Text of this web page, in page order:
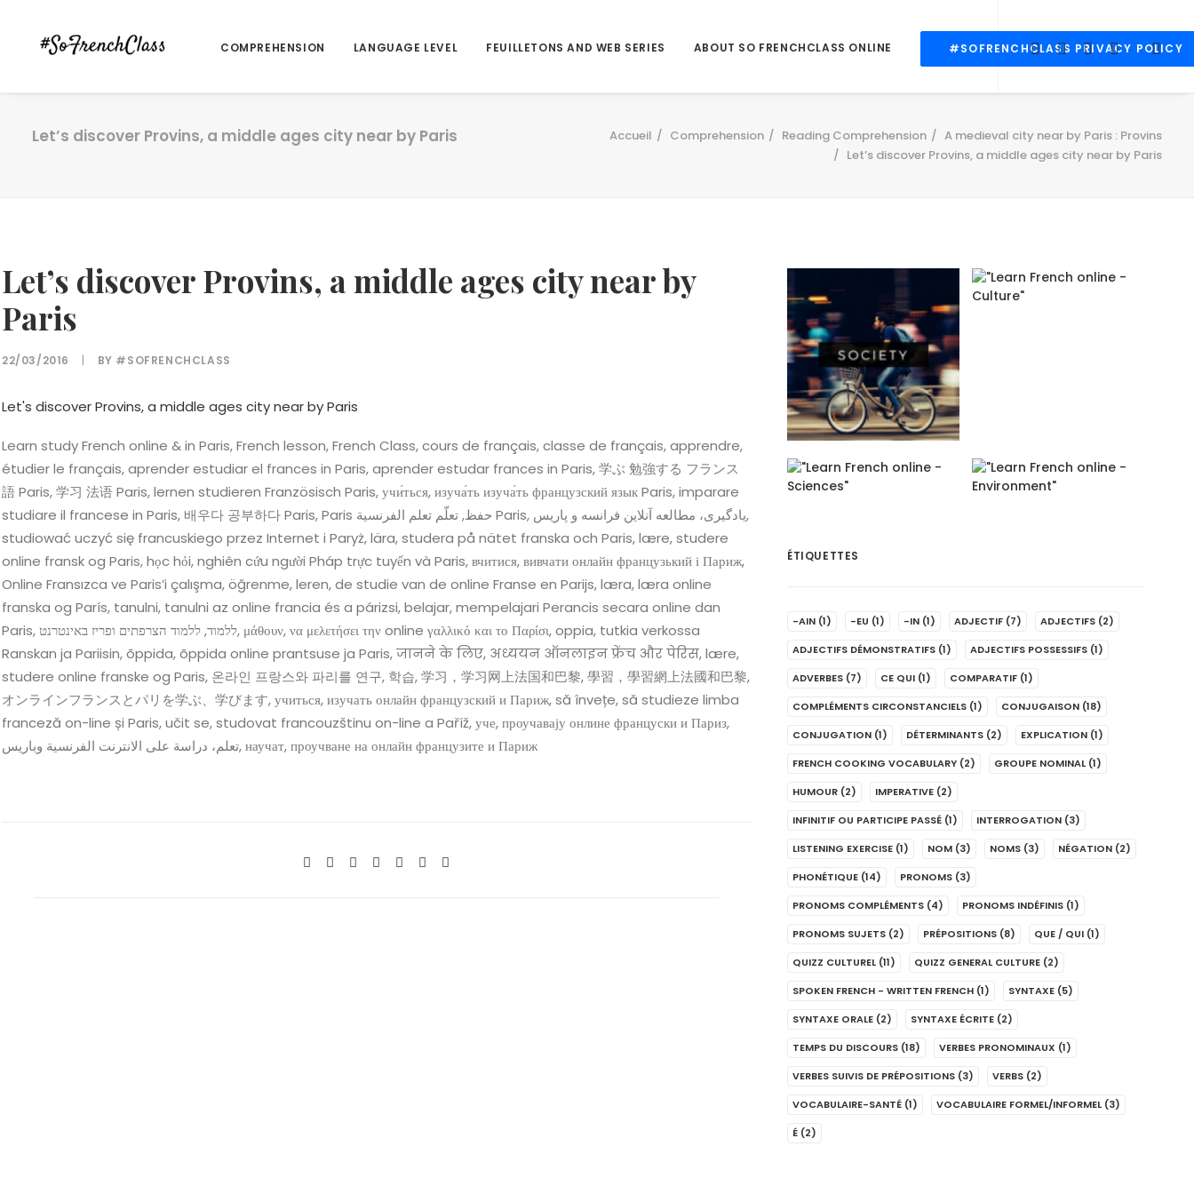
COMPREHENSION LANGUAGE LEVEL FEUILLETONS AND WEB SERIES ABOUT SO FRENCHCLASS ONLINE #SOFRENCHCLASS PRIVACY POLICY
Let’s discover Provins, a middle ages city near by Paris Accueil Comprehension Reading Comprehension
A medieval city near by Paris : Provins
Let’s discover Provins, a middle ages city near by Paris
Let’s discover Provins, a middle ages city near by
Paris
22/03/2016 | BY #SOFRENCHCLASS
Let's discover Provins, a middle ages city near by Paris
Learn study French online & in Paris, French lesson, French Class, cours de français, classe de français, apprendre,
étudier le français, aprender estudiar el frances in Paris, aprender estudar frances in Paris, 学ぶ 勉強する フランス
語 Paris, 学习 法语 Paris, lernen studieren Französisch Paris, учи́ться, изуча́ть изуча́ть французский язык Paris, imparare
studiare il francese in Paris, 배우다 공부하다 Paris, Paris حفظ, تعلّم تعلم الفرنسية Paris, یادگیری، مطالعه آنلاین فرانسه و پاریس,
studiować uczyć się francuskiego przez Internet i Paryż, lära, studera på nätet franska och Paris, lære, studere
online fransk og Paris, học hỏi, nghiên cứu người Pháp trực tuyến và Paris, вчитися, вивчати онлайн французький і Париж,
Online Fransızca ve Paris’i çalışma, öğrenme, leren, de studie van de online Franse en Parijs, læra, læra online
franska og París, tanulni, tanulni az online francia és a párizsi, belajar, mempelajari Perancis secara online dan
Paris, ללמוד, ללמוד הצרפתים ופריז באינטרנט, μάθουν, να μελετήσει την online γαλλικό και το Παρίσι, oppia, tutkia verkossa
Ranskan ja Pariisin, õppida, õppida online prantsuse ja Paris, जानने के लिए, अध्ययन ऑनलाइन फ्रेंच और पेरिस, lære,
studere online franske og Paris, 온라인 프랑스와 파리를 연구, 학습, 学习，学习网上法国和巴黎, 學習，學習網上法國和巴黎,
オンラインフランスとパリを学ぶ、学びます, учиться, изучать онлайн французский и Париж, să învețe, să studieze limba
franceză on-line și Paris, učit se, studovat francouzštinu on-line a Paříž, уче, проучавају онлине француски и Париз,
تعلم، دراسة على الانترنت الفرنسية وباريس, научат, проучване на онлайн французите и Париж
ÉTIQUETTES
-AIN (1) -EU (1) -IN (1) ADJECTIF (7) ADJECTIFS (2)
ADJECTIFS DÉMONSTRATIFS (1) ADJECTIFS POSSESSIFS (1)
ADVERBES (7) CE QUI (1) COMPARATIF (1)
COMPLÉMENTS CIRCONSTANCIELS (1) CONJUGAISON (18)
CONJUGATION (1) DÉTERMINANTS (2) EXPLICATION (1)
FRENCH COOKING VOCABULARY (2) GROUPE NOMINAL (1)
HUMOUR (2) IMPERATIVE (2)
INFINITIF OU PARTICIPE PASSÉ (1) INTERROGATION (3)
LISTENING EXERCISE (1) NOM (3) NOMS (3) NÉGATION (2)
PHONÉTIQUE (14) PRONOMS (3)
PRONOMS COMPLÉMENTS (4) PRONOMS INDÉFINIS (1)
PRONOMS SUJETS (2) PRÉPOSITIONS (8) QUE / QUI (1)
QUIZZ CULTUREL (11) QUIZZ GENERAL CULTURE (2)
SPOKEN FRENCH - WRITTEN FRENCH (1) SYNTAXE (5)
SYNTAXE ORALE (2) SYNTAXE ÉCRITE (2)
TEMPS DU DISCOURS (18) VERBES PRONOMINAUX (1)
VERBES SUIVIS DE PRÉPOSITIONS (3) VERBS (2)
VOCABULAIRE-SANTÉ (1) VOCABULAIRE FORMEL/INFORMEL (3)
É (2)